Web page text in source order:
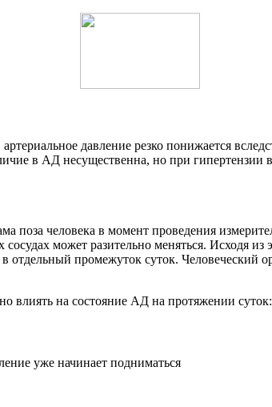
давление резко понижается
в АД несущественна, но при
поза человека в момент проведения
может разительно меняться. Исходя
промежуток суток. Человеческий
влиять на состояние АД на протяжении суток:
уже начинает подниматься